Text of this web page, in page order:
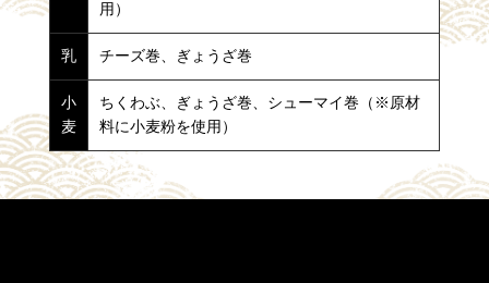
用）
乳 チーズ巻、ぎょうざ巻
小
麦
ちくわぶ、ぎょうざ巻、シューマイ巻（※原材
料に小麦粉を使用）